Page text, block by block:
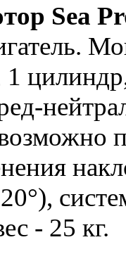
Sea
- 25 кг.